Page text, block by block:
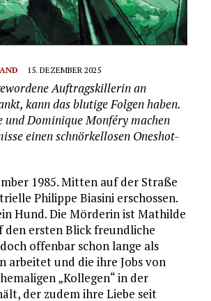
15. DEZEMBER 2025
Auftragskillerin an
kann das blutige Folgen haben.
und Dominique Monféry machen
einen schnörkellosen Oneshot-
1985. Mitten auf der Straße
Philippe Biasini erschossen.
Hund. Die Mörderin ist Mathilde
den ersten Blick freundliche
offenbar schon lange als
arbeitet und die ihre Jobs von
„Kollegen“ in der
der zudem ihre Liebe seit